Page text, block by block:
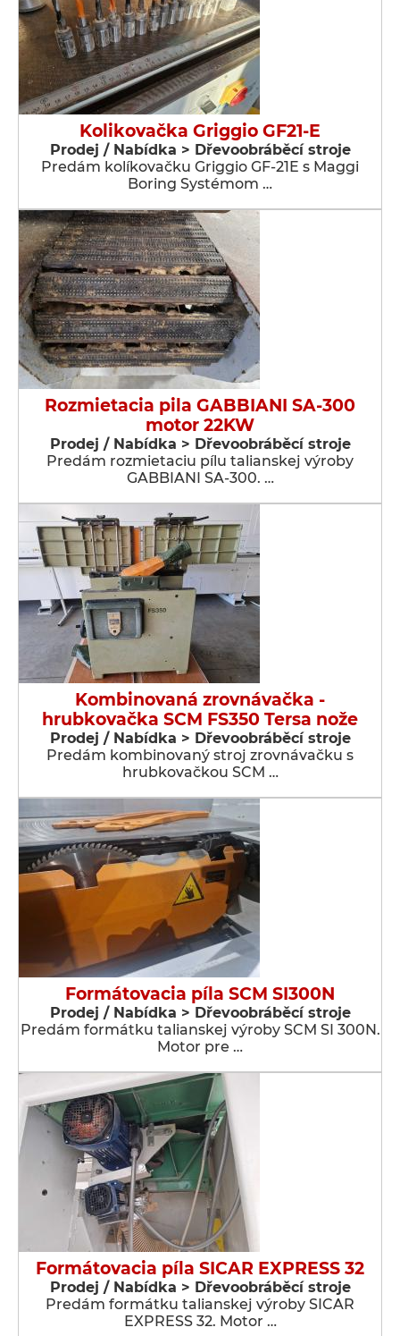
Kolikovačka Griggio GF21-E
Prodej / Nabídka > Dřevoobráběcí stroje
Predám kolíkovačku Griggio GF-21E s Maggi
Boring Systémom …
Rozmietacia pila GABBIANI SA-300
motor 22KW
Prodej / Nabídka > Dřevoobráběcí stroje
Predám rozmietaciu pílu talianskej výroby
GABBIANI SA-300. …
Kombinovaná zrovnávačka -
hrubkovačka SCM FS350 Tersa nože
Prodej / Nabídka > Dřevoobráběcí stroje
Predám kombinovaný stroj zrovnávačku s
hrubkovačkou SCM …
Formátovacia píla SCM SI300N
Prodej / Nabídka > Dřevoobráběcí stroje
Predám formátku talianskej výroby SCM SI 300N.
Motor pre …
Formátovacia píla SICAR EXPRESS 32
Prodej / Nabídka > Dřevoobráběcí stroje
Predám formátku talianskej výroby SICAR
EXPRESS 32. Motor …